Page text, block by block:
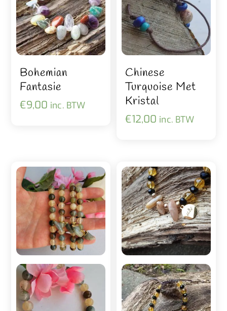
Bohemian
Fantasie
€9,00 inc. BTW
Chinese
Turquoise Met
Kristal
€12,00 inc. BTW